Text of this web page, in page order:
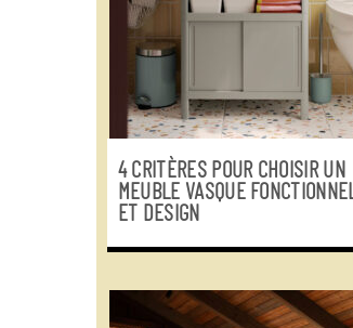
4 CRITÈRES POUR CHOISIR UN
MEUBLE VASQUE
ET DESIGN